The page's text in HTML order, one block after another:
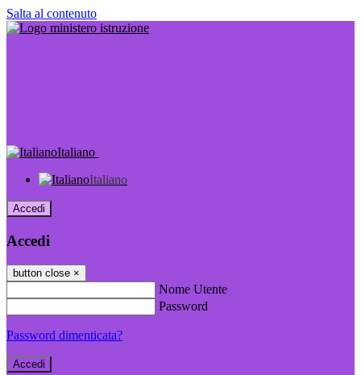
Salta al contenuto
Italiano
Italiano
Accedi
Accedi
button close ×
Nome Utente
Password
Password dimenticata?